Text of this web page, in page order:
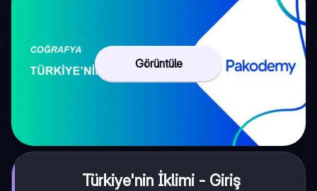
Görüntüle
Türkiye'nin İklimi - Giriş